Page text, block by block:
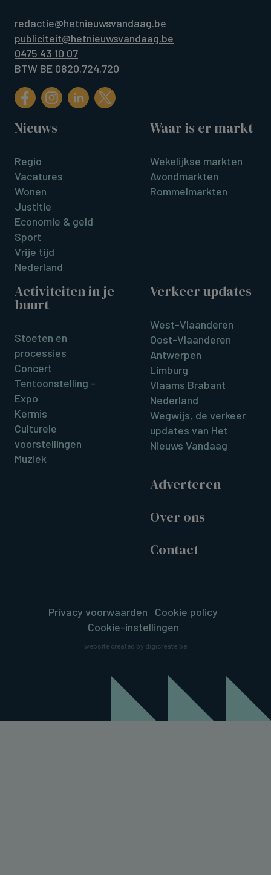
redactie@hetnieuwsvandaag.be
publiciteit@hetnieuwsvandaag.be
0475 43 10 07
BTW BE 0820.724.720
Nieuws
Regio
Vacatures
Wonen
Justitie
Economie & geld
Sport
Vrije tijd
Nederland
Waar is er markt
Wekelijkse markten
Avondmarkten
Rommelmarkten
Activiteiten in je
buurt
Stoeten en
processies
Concert
Tentoonstelling -
Expo
Kermis
Culturele
voorstellingen
Muziek
Verkeer updates
West-Vlaanderen
Oost-Vlaanderen
Antwerpen
Limburg
Vlaams Brabant
Nederland
Wegwijs, de verkeer
updates van Het
Nieuws Vandaag
Adverteren
Over ons
Contact
Privacy voorwaarden
Cookie policy
Cookie-instellingen
website created by digicreate.be